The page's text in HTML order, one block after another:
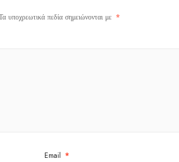
υποχρεωτικά πεδία σημειώνονται με *
Email *